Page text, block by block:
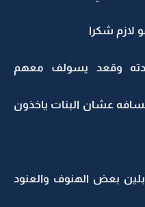
لازم شكرا
وقعد يسولف معهم
عشان البنات ياخذون
بعض الهنوف والعنود